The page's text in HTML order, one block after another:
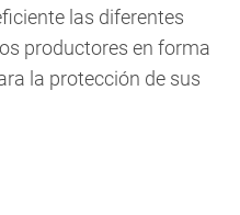
las diferentes
productores en forma
la protección de sus